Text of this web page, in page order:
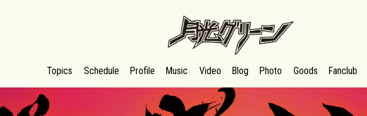
月光グリーンオフィシャルサイト
Topics Schedule Profile Music Video Blog Photo Goods Fanclub